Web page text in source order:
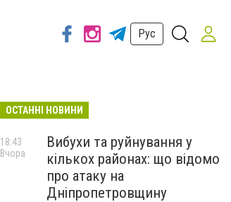
Рус
ОСТАННІ НОВИНИ
Вибухи та руйнування у
кількох районах: що відомо
про атаку на
Дніпропетровщину
18:43
Вчора